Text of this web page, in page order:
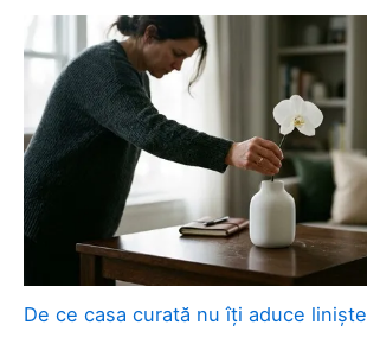
De ce casa curată nu îți aduce liniște